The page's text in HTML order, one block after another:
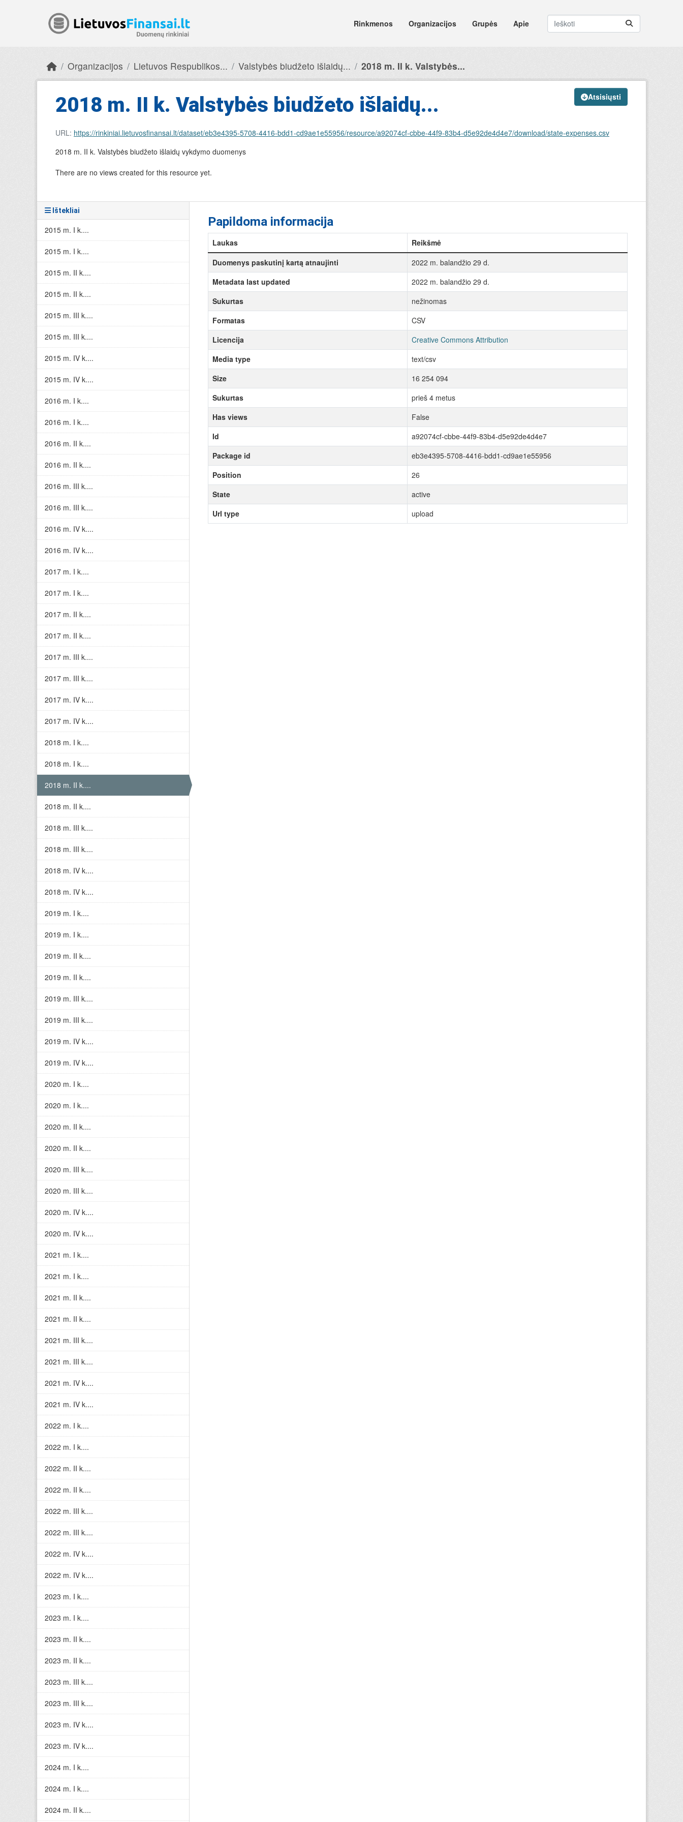
Rinkmenos
Organizacijos Grupės Apie
Organizacijos Lietuvos Respublikos... Valstybės biudžeto išlaidų... 2018 m. II k. Valstybės...
Atsisiųsti
2018 m. II k. Valstybės biudžeto išlaidų...
URL: https://rinkiniai.lietuvosfinansai.lt/dataset/eb3e4395-5708-4416-bdd1-cd9ae1e55956/resource/a92074cf-cbbe-44f9-83b4-d5e92de4d4e7/download/state-expenses.csv
2018 m. II k. Valstybės biudžeto išlaidų vykdymo duomenys
There are no views created for this resource yet.
Ištekliai
2015 m. I k....
2015 m. I k....
2015 m. II k....
2015 m. II k....
2015 m. III k....
2015 m. III k....
2015 m. IV k....
2015 m. IV k....
2016 m. I k....
2016 m. I k....
2016 m. II k....
2016 m. II k....
2016 m. III k....
2016 m. III k....
2016 m. IV k....
2016 m. IV k....
2017 m. I k....
2017 m. I k....
2017 m. II k....
2017 m. II k....
2017 m. III k....
2017 m. III k....
2017 m. IV k....
2017 m. IV k....
2018 m. I k....
2018 m. I k....
2018 m. II k....
2018 m. II k....
2018 m. III k....
2018 m. III k....
2018 m. IV k....
2018 m. IV k....
2019 m. I k....
2019 m. I k....
2019 m. II k....
2019 m. II k....
2019 m. III k....
2019 m. III k....
2019 m. IV k....
2019 m. IV k....
2020 m. I k....
2020 m. I k....
2020 m. II k....
2020 m. II k....
2020 m. III k....
2020 m. III k....
2020 m. IV k....
2020 m. IV k....
2021 m. I k....
2021 m. I k....
2021 m. II k....
2021 m. II k....
2021 m. III k....
2021 m. III k....
2021 m. IV k....
2021 m. IV k....
2022 m. I k....
2022 m. I k....
2022 m. II k....
2022 m. II k....
2022 m. III k....
2022 m. III k....
2022 m. IV k....
2022 m. IV k....
2023 m. I k....
2023 m. I k....
2023 m. II k....
2023 m. II k....
2023 m. III k....
2023 m. III k....
2023 m. IV k....
2023 m. IV k....
2024 m. I k....
2024 m. I k....
2024 m. II k....
Papildoma informacija
Laukas
Reikšmė
Duomenys paskutinį kartą atnaujinti
2022 m. balandžio 29 d.
Metadata last updated
2022 m. balandžio 29 d.
Sukurtas
nežinomas
Formatas
CSV
Licencija
Creative Commons Attribution
Media type
text/csv
Size
16 254 094
Sukurtas
prieš 4 metus
Has views
False
Id
a92074cf-cbbe-44f9-83b4-d5e92de4d4e7
Package id
eb3e4395-5708-4416-bdd1-cd9ae1e55956
Position
26
State
active
Url type
upload